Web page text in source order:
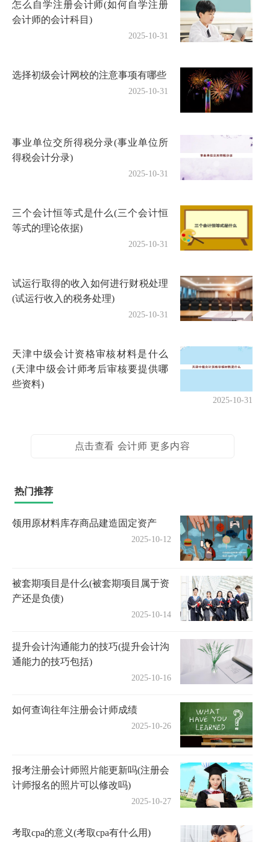
怎么自学注册会计师(如何自学注册
会计师的会计科目)
2025-10-31
选择初级会计网校的注意事项有哪些
2025-10-31
事业单位交所得税分录(事业单位所
得税会计分录)
2025-10-31
三个会计恒等式是什么(三个会计恒
等式的理论依据)
2025-10-31
试运行取得的收入如何进行财税处理
(试运行收入的税务处理)
2025-10-31
天津中级会计资格审核材料是什么
(天津中级会计师考后审核要提供哪
些资料)
2025-10-31
点击查看 会计师 更多内容
热门推荐
领用原材料库存商品建造固定资产
2025-10-12
被套期项目是什么(被套期项目属于资
产还是负债)
2025-10-14
提升会计沟通能力的技巧(提升会计沟
通能力的技巧包括)
2025-10-16
如何查询往年注册会计师成绩
2025-10-26
报考注册会计师照片能更新吗(注册会
计师报名的照片可以修改吗)
2025-10-27
考取cpa的意义(考取cpa有什么用)